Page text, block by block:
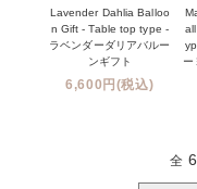
Lavender Dahlia Balloo
n Gift - Table top type -
ラベンダーダリアバルー
ンギフト
6,600円(税込)
ー
全